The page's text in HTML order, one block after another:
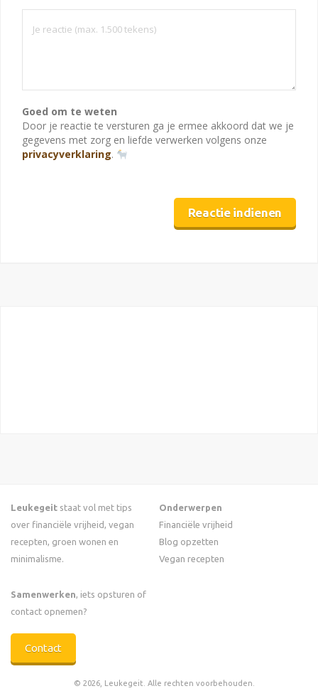
Goed om te weten
Door je reactie te versturen ga je ermee akkoord dat we je
gegevens met zorg en liefde verwerken volgens onze
privacyverklaring.
Leukegeit staat vol met tips
over financiële vrijheid, vegan
recepten, groen wonen en
minimalisme.
Samenwerken, iets opsturen of
contact opnemen?
Contact
Onderwerpen
Financiële vrijheid
Blog opzetten
Vegan recepten
© 2026, Leukegeit. Alle rechten voorbehouden.